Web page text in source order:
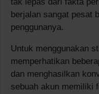
berjalan sangat pesat
penggunanya.
Untuk menggunakan
memperhatikan
dan menghasilkan
sebuah akun memiliki